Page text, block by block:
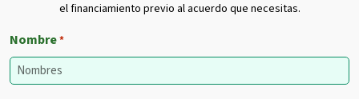
el financiamiento previo al acuerdo que necesitas.
Nombre*